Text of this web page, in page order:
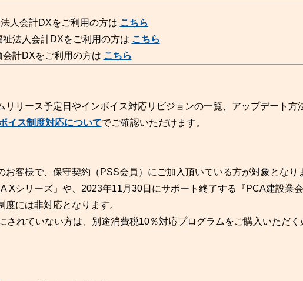
人会計DXをご利用の方は こちら
法人会計DXをご利用の方は こちら
計DXをご利用の方は こちら
リリース予定日やインボイス対応リビジョンの一覧、アップデート方
イス制度対応についてでご確認いただけます。
客様で、保守契約（PSS会員）にご加入頂いている方が対象となり
Xシリーズ」や、2023年11月30日にサポート終了する『PCA建設業
には非対応となります。
されていない方は、別途消費税10％対応プログラムをご購入いただく